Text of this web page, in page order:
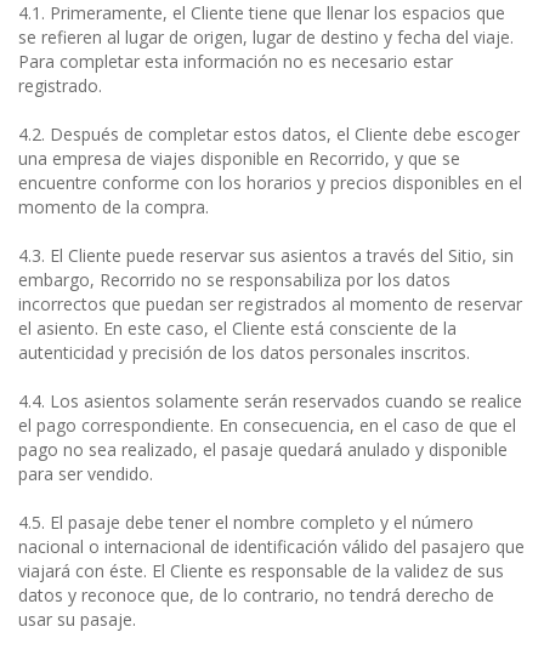
4.1. Primeramente, el Cliente tiene que llenar los espacios que
se refieren al lugar de origen, lugar de destino y fecha del viaje.
Para completar esta información no es necesario estar
registrado.
4.2. Después de completar estos datos, el Cliente debe escoger
una empresa de viajes disponible en Recorrido, y que se
encuentre conforme con los horarios y precios disponibles en el
momento de la compra.
4.3. El Cliente puede reservar sus asientos a través del Sitio, sin
embargo, Recorrido no se responsabiliza por los datos
incorrectos que puedan ser registrados al momento de reservar
el asiento. En este caso, el Cliente está consciente de la
autenticidad y precisión de los datos personales inscritos.
4.4. Los asientos solamente serán reservados cuando se realice
el pago correspondiente. En consecuencia, en el caso de que el
pago no sea realizado, el pasaje quedará anulado y disponible
para ser vendido.
4.5. El pasaje debe tener el nombre completo y el número
nacional o internacional de identificación válido del pasajero que
viajará con éste. El Cliente es responsable de la validez de sus
datos y reconoce que, de lo contrario, no tendrá derecho de
usar su pasaje.